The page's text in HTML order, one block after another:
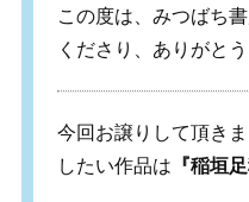
この度は、みつばち
くださり、ありがとう
今回お譲りして頂き
したい作品は 『稲垣